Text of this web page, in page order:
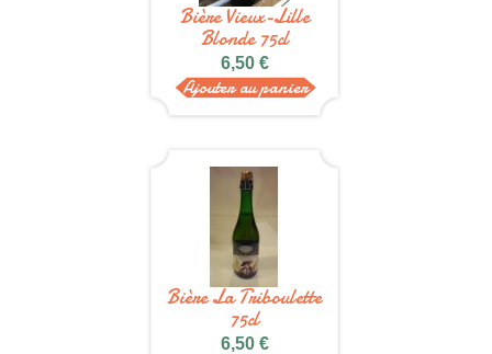
Bière Vieux-Lille
Blonde 75cl
6,50 €
Ajouter au panier
Bière La Triboulette
75cl
6,50 €